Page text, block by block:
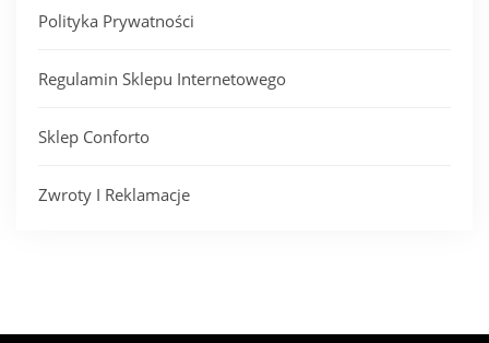
Polityka Prywatności
Regulamin Sklepu Internetowego
Sklep Conforto
Zwroty I Reklamacje